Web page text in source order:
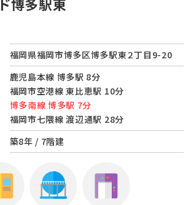
福岡県福岡市博多区博多駅東２丁目9-20
鹿児島本線 博多駅 8分
福岡市空港線 東比恵駅 10分
博多南線 博多駅 7分
福岡市七隈線 渡辺通駅 28分
築8年 / 7階建